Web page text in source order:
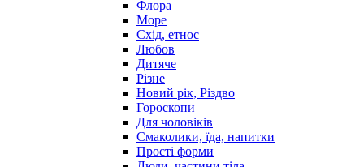
Флора
Море
Схід, етнос
Любов
Дитяче
Різне
Новий рік, Різдво
Гороскопи
Для чоловіків
Смаколики, їда, напитки
Прості форми